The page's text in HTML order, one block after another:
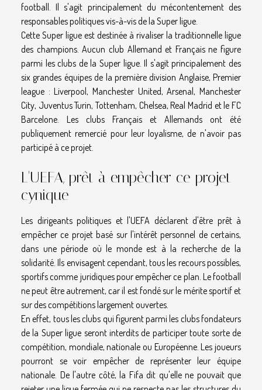
football. Il s'agit principalement du mécontentement des
responsables politiques vis-à-vis de la Super ligue.
Cette Super ligue est destinée à rivaliser la traditionnelle ligue
des champions. Aucun club Allemand et Français ne figure
parmi les clubs de la Super ligue. Il s'agit principalement des
six grandes équipes de la première division Anglaise, Premier
league : Liverpool, Manchester United, Arsenal, Manchester
City, Juventus Turin, Tottenham, Chelsea, Real Madrid et le FC
Barcelone. Les clubs Français et Allemands ont été
publiquement remercié pour leur loyalisme, de n'avoir pas
participé à ce projet.
L'UEFA, prêt à empêcher ce projet
cynique
Les dirigeants politiques et l'UEFA déclarent d'être prêt à
empêcher ce projet basé sur l'intérêt personnel de certains,
dans une période où le monde est à la recherche de la
solidarité. Ils envisagent cependant, tous les recours possibles,
sportifs comme juridiques pour empêcher ce plan. Le football
ne peut être autrement, car il est fondé sur le mérite sportif et
sur des compétitions largement ouvertes.
En effet, tous les clubs qui figurent parmi les clubs fondateurs
de la Super ligue seront interdits de participer toute sorte de
compétition, mondiale, nationale ou Européenne. Les joueurs
pourront se voir empêcher de représenter leur équipe
nationale. De l'autre côté, la Fifa dit qu'elle ne pouvait que